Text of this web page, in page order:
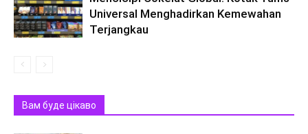
Universal Menghadirkan Kemewahan
Terjangkau
Вам буде цікаво